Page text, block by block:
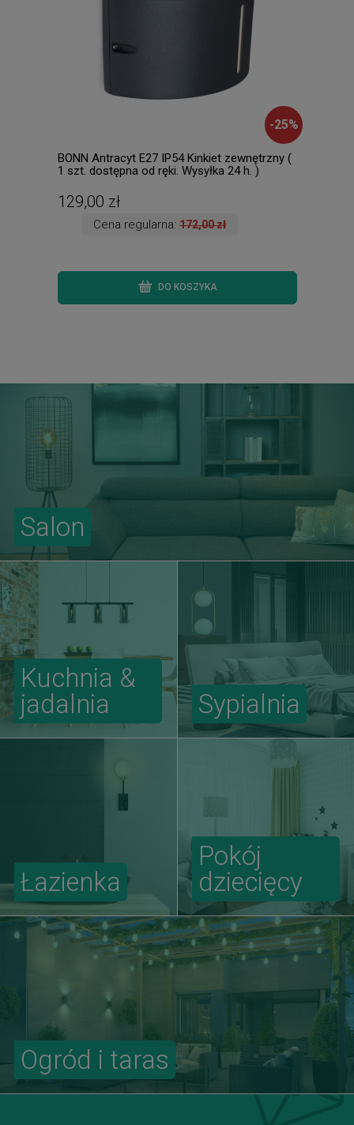
-25%
BONN Antracyt E27 IP54 Kinkiet zewnętrzny (
1 szt. dostępna od ręki. Wysyłka 24 h. )
129,00 zł
Cena regularna:172,00 zł
DO KOSZYKA
Salon
Kuchnia &
jadalnia
Sypialnia
Ogród i taras
Łazienka
Pokój
dziecięcy